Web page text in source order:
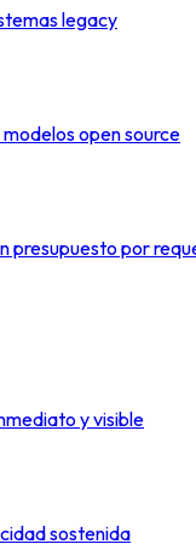
legacy
open source
presupuesto por
y visible
sostenida